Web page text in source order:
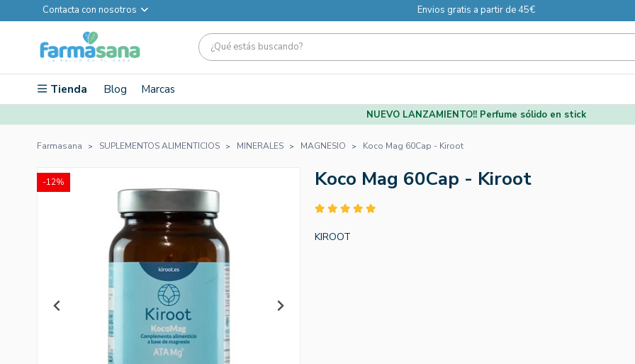
Contacta con nosotros Envios gratis a partir de 45€
Tienda Blog Marcas
NUEVO LANZAMIENTO!! Perfume sólido en stick
Farmasana SUPLEMENTOS ALIMENTICIOS MINERALES MAGNESIO Koco Mag 60Cap - Kiroot
-12% Koco Mag 60Cap - Kiroot
KIROOT